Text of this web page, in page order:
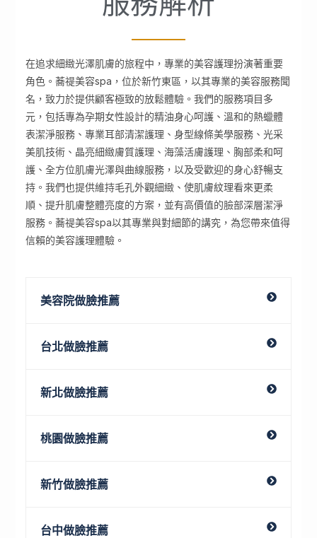
在追求細緻光澤肌膚的旅程中，專業的美容護理扮演著重要
角色。蕎禔美容spa，位於新竹東區，以其專業的美容服務聞
名，致力於提供顧客極致的放鬆體驗。我們的服務項目多
元，包括專為孕期女性設計的精油身心呵護、溫和的熱蠟體
表潔淨服務、專業耳部清潔護理、身型線條美學服務、光采
美肌技術、晶亮細緻膚質護理、海藻活膚護理、胸部柔和呵
護、全方位肌膚光澤與曲線服務，以及受歡迎的身心舒暢支
持。我們也提供維持毛孔外觀細緻、使肌膚紋理看來更柔
順、提升肌膚整體亮度的方案，並有高價值的臉部深層潔淨
服務。蕎禔美容spa以其專業與對細節的講究，為您帶來值得
信賴的美容護理體驗。
美容院做臉推薦
台北做臉推薦
新北做臉推薦
桃園做臉推薦
新竹做臉推薦
台中做臉推薦